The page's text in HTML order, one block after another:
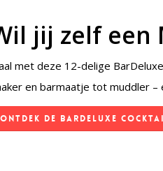
jij zelf een
met deze 12-delige
en barmaatje tot muddler
Ontdek de BarDeluxe